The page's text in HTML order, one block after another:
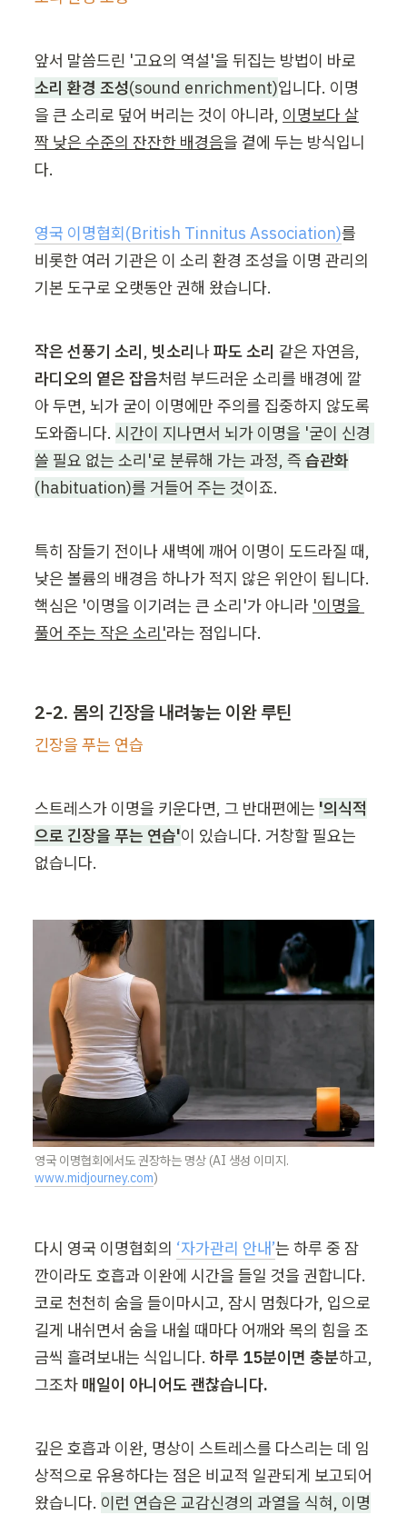
소리 환경 조성(sound enrichment)입니다. 이명
을 큰 소리로 덮어 버리는 것이 아니라, 이명보다 살
짝 낮은 수준의 잔잔한 배경음을 곁에 두는 방식입니
다.
영국 이명협회(British Tinnitus Association)를
비롯한 여러 기관은 이 소리 환경 조성을 이명 관리의
기본 도구로 오랫동안 권해 왔습니다.
작은 선풍기 소리, 빗소리나 파도 소리
라디오의 옅은 잡음처럼 부드러운 소리를 배경에 깔
아 두면, 뇌가 굳이 이명에만 주의를 집중하지 않도록
도와줍니다. 시간이 지나면서 뇌가 이명을 '굳이 신경
쓸 필요 없는 소리'로 분류해 가는 과정, 즉 습관화
(habituation)를 거들어 주는 것이죠.
특히 잠들기 전이나 새벽에 깨어 이명이 도드라질 때,
낮은 볼륨의 배경음 하나가 적지 않은 위안이 됩니다.
핵심은 '이명을 이기려는 큰 소리'가 아니라 '이명을
풀어 주는 작은 소리'라는 점입니다.
2-2. 몸의 긴장을 내려놓는 이완 루틴
긴장을 푸는 연습
스트레스가 이명을 키운다면, 그 반대편에는 '의식적
으로 긴장을 푸는 연습'이 있습니다. 거창할 필요는
없습니다.
www.midjourney.com)
다시 영국 이명협회의 ‘자가관리 안내’는 하루 중 잠
깐이라도 호흡과 이완에 시간을 들일 것을 권합니다.
코로 천천히 숨을 들이마시고, 잠시 멈췄다가, 입으로
길게 내쉬면서 숨을 내쉴 때마다 어깨와 목의 힘을 조
금씩 흘려보내는 식입니다. 하루 15분이면 충분하고,
그조차 매일이 아니어도 괜찮습니다.
깊은 호흡과 이완, 명상이 스트레스를 다스리는 데 임
상적으로 유용하다는 점은 비교적 일관되게 보고되어
왔습니다. 이런 연습은 교감신경의 과열을 식혀, 이명